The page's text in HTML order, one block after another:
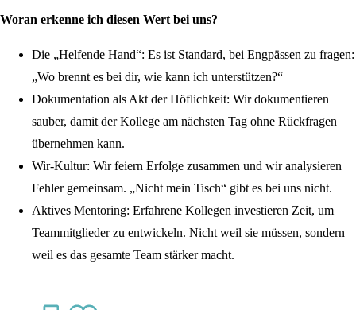
Woran erkenne ich diesen Wert bei uns?
Die „Helfende Hand“: Es ist Standard, bei Engpässen zu fragen:
„Wo brennt es bei dir, wie kann ich unterstützen?“
Dokumentation als Akt der Höflichkeit: Wir dokumentieren
sauber, damit der Kollege am nächsten Tag ohne Rückfragen
übernehmen kann.
Wir-Kultur: Wir feiern Erfolge zusammen und wir analysieren
Fehler gemeinsam. „Nicht mein Tisch“ gibt es bei uns nicht.
Aktives Mentoring: Erfahrene Kollegen investieren Zeit, um
Teammitglieder zu entwickeln. Nicht weil sie müssen, sondern
weil es das gesamte Team stärker macht.